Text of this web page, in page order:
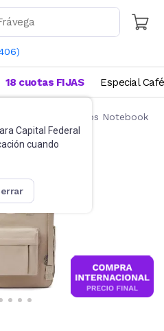
)
Capital Federal
cuando
cerrar
18 cuotas FIJAS Especial Café
Mochilas y Bolsos Notebook